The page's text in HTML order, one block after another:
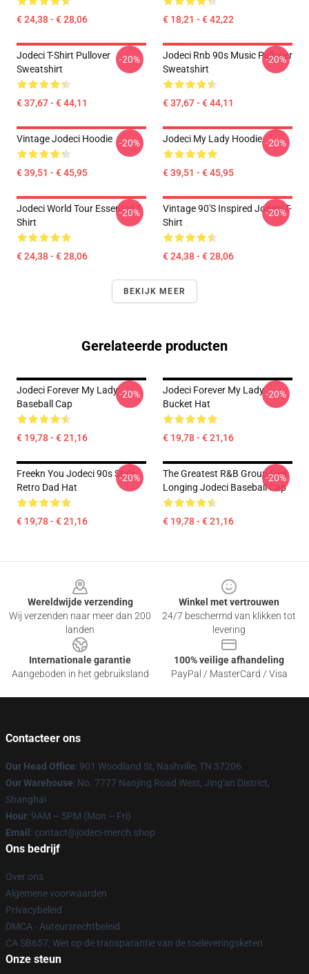
€ 24,38 - € 28,06 € 18,21 - € 42,22
Jodeci T-Shirt Pullover
Sweatshirt
€ 37,67 - € 44,11
-20%
Jodeci Rnb 90s Music Pullover
Sweatshirt
€ 37,67 - € 44,11
-20%
Vintage Jodeci Hoodie
€ 39,51 - € 45,95
-20% Jodeci My Lady Hoodie
€ 39,51 - € 45,95
-20%
Jodeci World Tour Essential T-
Shirt
€ 24,38 - € 28,06
-20%
Vintage 90's Inspired Jodeci T-
Shirt
€ 24,38 - € 28,06
-20%
BEKIJK MEER
Gerelateerde producten
Jodeci Forever My Lady
Baseball Cap
€ 19,78 - € 21,16
-20%
Jodeci Forever My Lady
Bucket Hat
€ 19,78 - € 21,16
-20%
Freekn You Jodeci 90s Style
Retro Dad Hat
€ 19,78 - € 21,16
-20%
The Greatest R&B Group Ever
Longing Jodeci Baseball Cap
€ 19,78 - € 21,16
-20%
Wereldwijde verzending
Wij verzenden naar meer dan 200
landen
Winkel met vertrouwen
24/7 beschermd van klikken tot
levering
Internationale garantie
Aangeboden in het gebruiksland
100% veilige afhandeling
PayPal / MasterCard / Visa
Contacteer ons
Our Head Office: 901 Woodland St, Nashville, TN 37206
Our Warehouse: No. 7777 Nanjing Road West, Jing'an District,
Shanghai
Hour: 9AM – 5PM (Mon – Fri)
Email : contact@jodeci-merch.shop
Ons bedrijf
Over ons
Algemene voorwaarden
Privacybeleid
DMCA - Auteursrechtbeleid
CA SB657: Wet op de transparantie van de toeleveringsketen
Onze steun